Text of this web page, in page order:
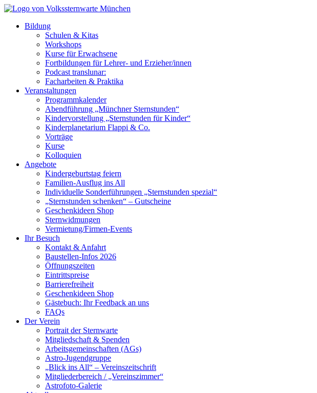
Bildung
Schulen & Kitas
Workshops
Kurse für Erwachsene
Fortbildungen für Lehrer- und Erzieher/innen
Podcast translunar:
Facharbeiten & Praktika
Veranstaltungen
Programmkalender
Abendführung „Münchner Sternstunden“
Kindervorstellung „Sternstunden für Kinder“
Kinderplanetarium Flappi & Co.
Vorträge
Kurse
Kolloquien
Angebote
Kindergeburtstag feiern
Familien-Ausflug ins All
Individuelle Sonderführungen „Sternstunden spezial“
„Sternstunden schenken“ – Gutscheine
Geschenkideen Shop
Sternwidmungen
Vermietung/Firmen-Events
Ihr Besuch
Kontakt & Anfahrt
Baustellen-Infos 2026
Öffnungszeiten
Eintrittspreise
Barrierefreiheit
Geschenkideen Shop
Gästebuch: Ihr Feedback an uns
FAQs
Der Verein
Portrait der Sternwarte
Mitgliedschaft & Spenden
Arbeitsgemeinschaften (AGs)
Astro-Jugendgruppe
„Blick ins All“ – Vereinszeitschrift
Mitgliederbereich / „Vereinszimmer“
Astrofoto-Galerie